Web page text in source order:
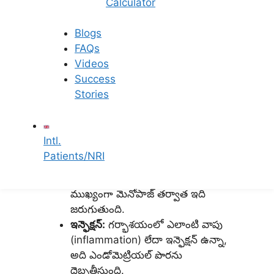
Blogs
FAQs
Videos
Success
Stories
Intl.
Patients/NRI
మందంగా ఉండటానికి
కారణాలు
గర్భధారణ మరియు ఋతుచక్రం సమయంలో
ఎండోమెట్రియల్ పొర మారుతూ ఉన్నప్పటికీ,
ఇతర కారణాలు కూడా దీనితో ముడిపడి
లేదా మందంగా మారడానికి కొన్ని కారణాలు:
వయసు:
ముఖ్యంగా మెనోపాజ్ తర్వాత ఇది
జరుగుతుంది.
ఇన్ఫెక్షన్: గర్భాశయంలో ఎలాంటి వాపు
(inflammation) లేదా ఇన్ఫెక్షన్ ఉన్నా,
అది ఎండోమెట్రియల్ పొరను
దెబ్బతీస్తుంది.